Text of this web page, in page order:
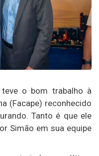
o bom trabalho à
(Facape) reconhecido
Tanto é que ele
Simão em sua equipe